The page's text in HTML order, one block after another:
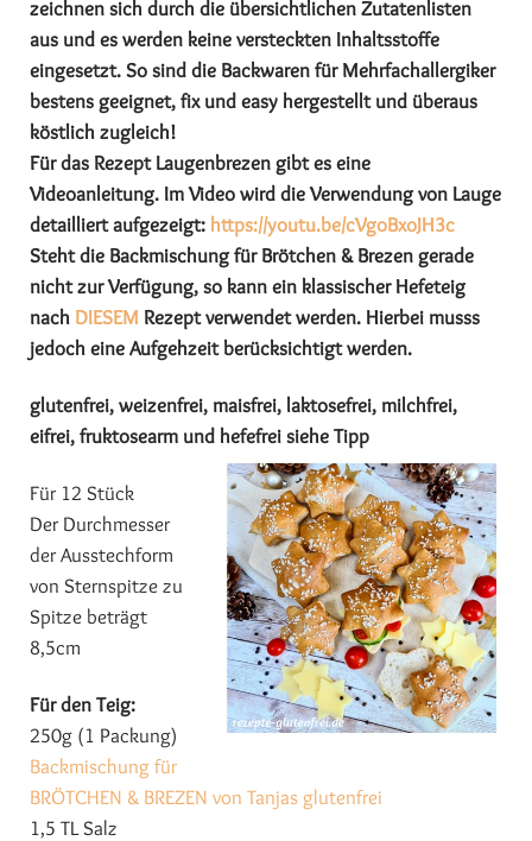
zeichnen sich durch die übersichtlichen Zutatenlisten
aus und es werden keine versteckten Inhaltsstoffe
eingesetzt. So sind die Backwaren für Mehrfachallergiker
bestens geeignet, fix und easy hergestellt und überaus
köstlich zugleich!
Für das Rezept Laugenbrezen gibt es eine
Videoanleitung. Im Video wird die Verwendung von Lauge
detailliert aufgezeigt: https://youtu.be/cVgoBxoJH3c
Steht die Backmischung für Brötchen & Brezen gerade
nicht zur Verfügung, so kann ein klassischer Hefeteig
nach DIESEM Rezept verwendet werden. Hierbei musss
jedoch eine Aufgehzeit berücksichtigt werden.
glutenfrei, weizenfrei, maisfrei, laktosefrei, milchfrei,
eifrei, fruktosearm und hefefrei siehe Tipp
Für 12 Stück
Der Durchmesser
der Ausstechform
von Sternspitze zu
Spitze beträgt
8,5cm
Für den Teig:
250g (1 Packung)
Backmischung für
BRÖTCHEN & BREZEN von Tanjas glutenfrei
1,5 TL Salz